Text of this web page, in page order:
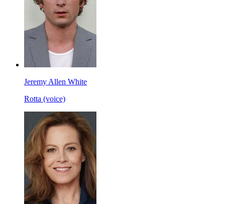
Jeremy Allen White
Rotta (voice)